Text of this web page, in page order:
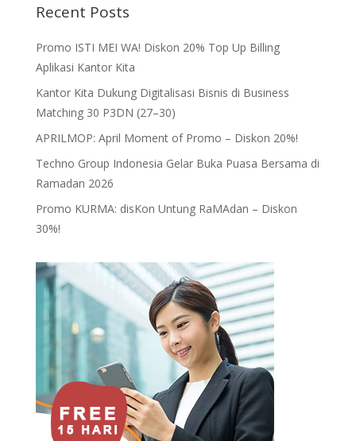
Recent Posts
Promo ISTI MEI WA! Diskon 20% Top Up Billing
Aplikasi Kantor Kita
Kantor Kita Dukung Digitalisasi Bisnis di Business
Matching 30 P3DN (27–30)
APRILMOP: April Moment of Promo – Diskon 20%!
Techno Group Indonesia Gelar Buka Puasa Bersama di
Ramadan 2026
Promo KURMA: disKon Untung RaMAdan – Diskon
30%!